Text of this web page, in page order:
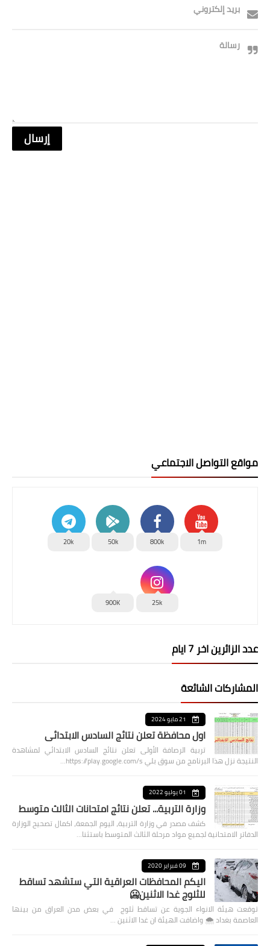
بريد إلكتروني
رسالة
مواقع التواصل الاجتماعي
1m
800k
50k
20k
25k
900K
عدد الزائرين اخر 7 ايام
المشاركات الشائعة
21 مايو 2024
اول محافظة تعلن نتائج السادس الابتدائي
تربية الرصافة الأولى تعلن نتائج السادس الابتدائي لمشاهدة
النتيجة نزل هذا البرنامج من سوق بلي https://play.google.com/s…
01 يوليو 2022
وزارة التربية... تعلن نتائج امتحانات الثالث متوسط
كشف مصدر في وزارة التربية، اليوم الجمعة، اكمال تصحيح الوزارة
الدفاتر الامتحانية لجميع مواد مرحلة الثالث المتوسط باستثنا…
09 فبراير 2020
اليكم المحافظات العراقية التي ستشهد تساقط
للثلوج غدا الاثنين🥶
توقعت هيئة الانواء الجوية عن تساقط ثلوج في بعض مدن العراق من بينها
العاصمة بغداد ⁦🌨️⁩ واضافت الهيئة ان غدا الاثنين …